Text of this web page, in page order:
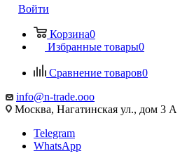
Войти
Корзина0
Избранные товары0
Сравнение товаров0
info@n-trade.ooo
Москва, Нагатинская ул., дом 3 А
Telegram
WhatsApp